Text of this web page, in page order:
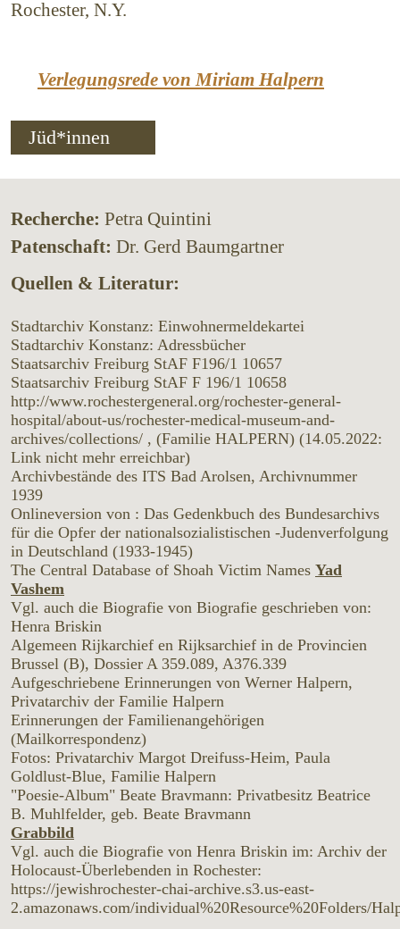
Rochester, N.Y.
Verlegungsrede von Miriam Halpern
Jüd*innen
Recherche: Petra Quintini
Patenschaft: Dr. Gerd Baumgartner
Quellen & Literatur:
Stadtarchiv Konstanz: Einwohnermeldekartei
Stadtarchiv Konstanz: Adressbücher
Staatsarchiv Freiburg StAF F196/1 10657
Staatsarchiv Freiburg StAF F 196/1 10658
http://www.rochestergeneral.org/rochester-general-
hospital/about-us/rochester-medical-museum-and-
archives/collections/ , (Familie HALPERN) (14.05.2022:
Link nicht mehr erreichbar)
Archivbestände des ITS Bad Arolsen, Archivnummer
1939
Onlineversion von : Das Gedenkbuch des Bundesarchivs
für die Opfer der nationalsozialistischen -Judenverfolgung
in Deutschland (1933-1945)
The Central Database of Shoah Victim Names Yad
Vashem
Vgl. auch die Biografie von Biografie geschrieben von:
Henra Briskin
Algemeen Rijkarchief en Rijksarchief in de Provincien
Brussel (B), Dossier A 359.089, A376.339
Aufgeschriebene Erinnerungen von Werner Halpern,
Privatarchiv der Familie Halpern
Erinnerungen der Familienangehörigen
(Mailkorrespondenz)
Fotos: Privatarchiv Margot Dreifuss-Heim, Paula
Goldlust-Blue, Familie Halpern
"Poesie-Album" Beate Bravmann: Privatbesitz Beatrice
B. Muhlfelder, geb. Beate Bravmann
Grabbild
Vgl. auch die Biografie von Henra Briskin im: Archiv der
Holocaust-Überlebenden in Rochester:
https://jewishrochester-chai-archive.s3.us-east-
2.amazonaws.com/individual%20Resource%20Folders/